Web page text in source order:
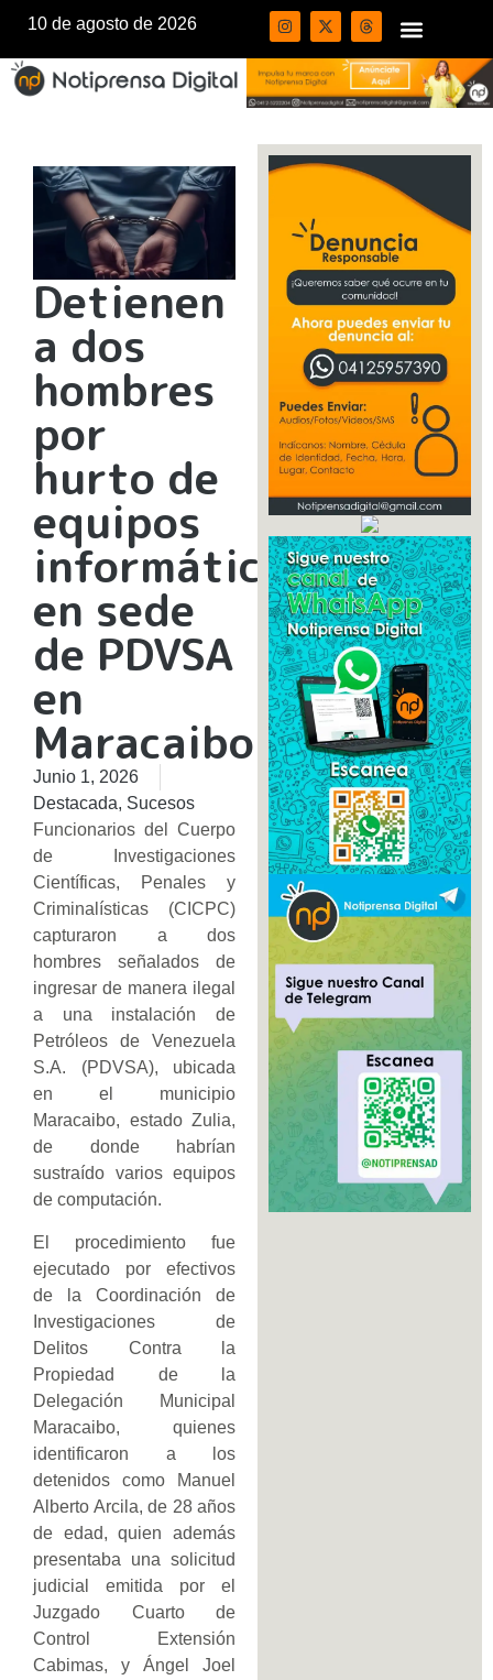
10 de agosto de 2026
Detienen
a dos
hombres
por
hurto de
equipos
informáticos
en sede
de PDVSA
en
Maracaibo
Junio 1, 2026
Destacada, Sucesos
Funcionarios del Cuerpo
de Investigaciones
Científicas, Penales y
Criminalísticas (CICPC)
capturaron a dos
hombres señalados de
ingresar de manera ilegal
a una instalación de
Petróleos de Venezuela
S.A. (PDVSA), ubicada
en el municipio
Maracaibo, estado Zulia,
de donde habrían
sustraído varios equipos
de computación.
El procedimiento fue
ejecutado por efectivos
de la Coordinación de
Investigaciones de
Delitos Contra la
Propiedad de la
Delegación Municipal
Maracaibo, quienes
identificaron a los
detenidos como Manuel
Alberto Arcila, de 28 años
de edad, quien además
presentaba una solicitud
judicial emitida por el
Juzgado Cuarto de
Control Extensión
Cabimas, y Ángel Joel